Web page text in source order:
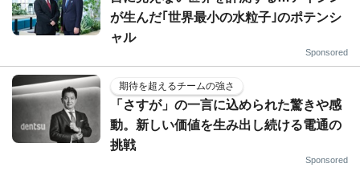
が生んだ｢世界最小の水粒子｣のポテンシ
ャル
Sponsored
期待を超えるチームの強さ
「さすが」の一言に込められた驚きや感
動。新しい価値を生み出し続ける電通の
挑戦
Sponsored